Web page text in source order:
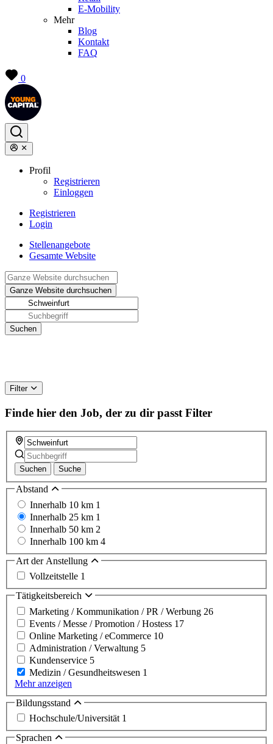
E-Mobility
Mehr
Blog
Kontakt
FAQ
0
Profil
Registrieren
Einloggen
Registrieren
Login
Stellenangebote
Gesamte Website
Filter
Finde hier den Job, der zu dir passt Filter
Suchen Suche
Abstand
Innerhalb 10 km 1
Innerhalb 25 km 1
Innerhalb 50 km 2
Innerhalb 100 km 4
Art der Anstellung
Vollzeitstelle 1
Tätigkeitsbereich
Marketing / Kommunikation / PR / Werbung 26
Events / Messe / Promotion / Hostess 17
Online Marketing / eCommerce 10
Administration / Verwaltung 5
Kundenservice 5
Medizin / Gesundheitswesen 1
Mehr anzeigen
Bildungsstand
Hochschule/Universität 1
Sprachen